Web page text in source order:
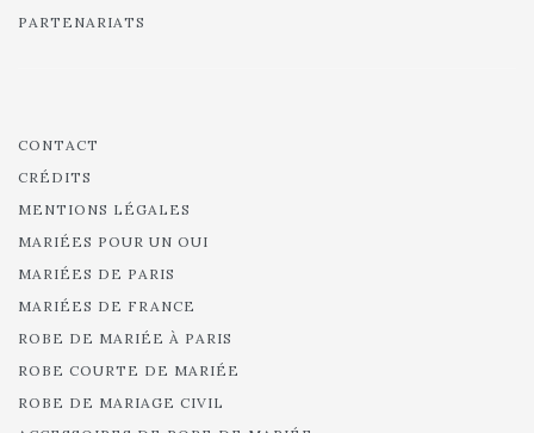
PARTENARIATS
CONTACT
CRÉDITS
MENTIONS LÉGALES
MARIÉES POUR UN OUI
MARIÉES DE PARIS
MARIÉES DE FRANCE
ROBE DE MARIÉE À PARIS
ROBE COURTE DE MARIÉE
ROBE DE MARIAGE CIVIL